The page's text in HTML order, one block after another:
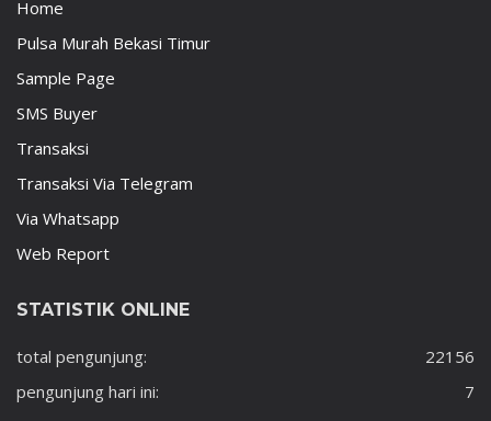
Home
Pulsa Murah Bekasi Timur
Sample Page
SMS Buyer
Transaksi
Transaksi Via Telegram
Via Whatsapp
Web Report
STATISTIK ONLINE
22156
total pengunjung:
7
pengunjung hari ini: